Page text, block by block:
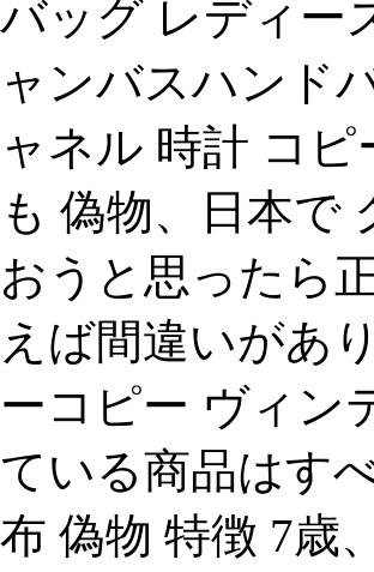
バッグ レディー
ャンバスハンド
ャネル 時計 コ
も 偽物、日本で
おうと思ったら
えば間違いがあ
ーコピー ヴィン
ている商品はす
布 偽物 特徴 7歳